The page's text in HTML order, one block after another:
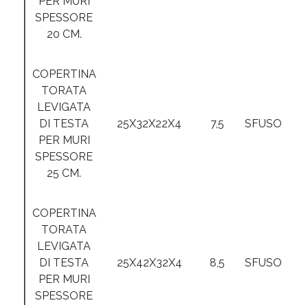
SPESSORE
20 CM.
COPERTINA
TORATA
LEVIGATA
DI TESTA
PER MURI
SPESSORE
25 CM.
25X32X22X4 7,5 SFUSO
COPERTINA
TORATA
LEVIGATA
DI TESTA
PER MURI
SPESSORE
25X42X32X4 8,5 SFUSO